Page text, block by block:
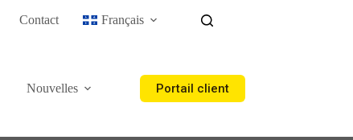
Contact Français
Nouvelles Portail client